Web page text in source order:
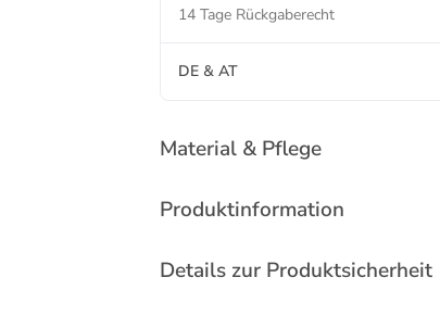
14 Tage Rückgaberecht
DE & AT
Material & Pflege
Produktinformation
Details zur Produktsicherheit